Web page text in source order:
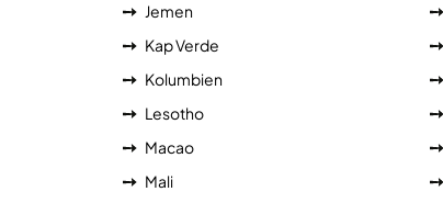
Jemen
Kap Verde
Kolumbien
Lesotho
Macao
Mali